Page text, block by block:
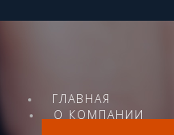
ГЛАВНАЯ
О КОМПАНИИ